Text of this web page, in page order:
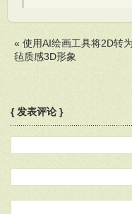
« 使用AI绘画工具将2D转
毡质感3D形象
{ 发表评论 }